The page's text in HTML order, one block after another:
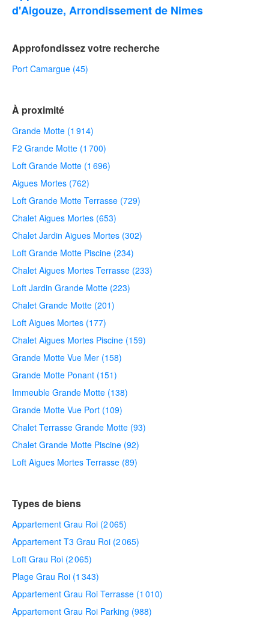
d'Aigouze, Arrondissement de Nimes
Approfondissez votre recherche
Port Camargue (45)
À proximité
Grande Motte (1 914)
F2 Grande Motte (1 700)
Loft Grande Motte (1 696)
Aigues Mortes (762)
Loft Grande Motte Terrasse (729)
Chalet Aigues Mortes (653)
Chalet Jardin Aigues Mortes (302)
Loft Grande Motte Piscine (234)
Chalet Aigues Mortes Terrasse (233)
Loft Jardin Grande Motte (223)
Chalet Grande Motte (201)
Loft Aigues Mortes (177)
Chalet Aigues Mortes Piscine (159)
Grande Motte Vue Mer (158)
Grande Motte Ponant (151)
Immeuble Grande Motte (138)
Grande Motte Vue Port (109)
Chalet Terrasse Grande Motte (93)
Chalet Grande Motte Piscine (92)
Loft Aigues Mortes Terrasse (89)
Types de biens
Appartement Grau Roi (2 065)
Appartement T3 Grau Roi (2 065)
Loft Grau Roi (2 065)
Plage Grau Roi (1 343)
Appartement Grau Roi Terrasse (1 010)
Appartement Grau Roi Parking (988)